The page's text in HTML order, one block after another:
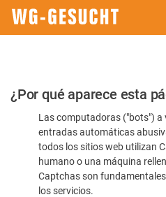
Por
favor,
confirme
humano
¿Por qué aparece esta
Las computadoras ("bots") a
entradas automáticas
todos los sitios web utilizan
humano o una máquina
Captchas son
los servicios.